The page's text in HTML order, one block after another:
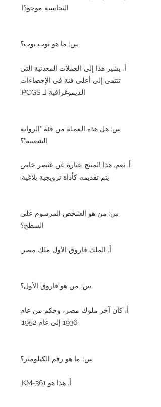
النحاسية موجودًا.
س: ما هو توب بوب؟
أ. يشير هذا إلى العملات المعدنية التي
تنتمي إلى أعلى فئة في الإحصاءات
الديموغرافية لـ PCGS.
س: هل هذه العملة من فئة "الرواية
الشعبية"؟
أ. نعم. هذا المنتج عبارة عن عنصر خاص
يتم تقديمه كأداة ترويجية بلاغية.
س: من هو الشخص المرسوم على
السطح؟
أ. الملك فاروق الأول ملك مصر.
س: من هو فاروق الأول؟
أ. كان آخر ملوك مصر، وحكم من عام
1936 إلى عام 1952.
س: ما هو رقم الكيلومتر؟
أ. هذا هو KM-361.